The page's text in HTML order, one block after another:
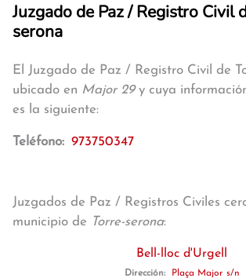
Juzgado de Paz / Registro Civil
serona
El Juzgado de Paz / Registro Civil de
ubicado en Major 29y cuya
es la siguiente:
Teléfono: 973750347
Juzgados de Paz / Registros Civiles
municipio de Torre-serona:
Bell-lloc d'Urgell
Dirección:
Plaça Major s/n